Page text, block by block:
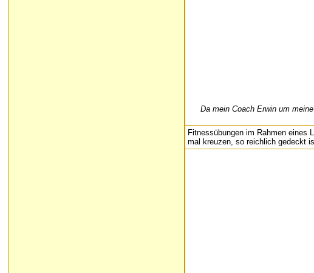
Da mein Coach Erwin um
Fitnessübungen im Rahmen eines
mal kreuzen, so reichlich gedeckt